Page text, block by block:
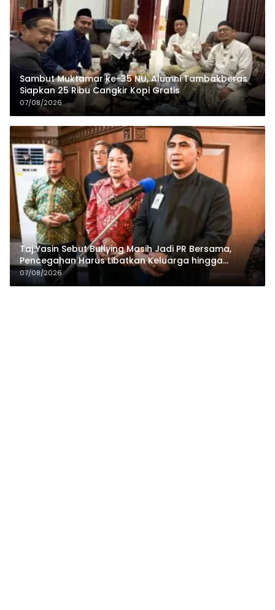
Sambut Muktamar ke-35 NU, Alumni Tambakberas
Siapkan 25 Ribu Cangkir Kopi Gratis
07/08/2026
Taj Yasin Sebut Bullying Masih Jadi PR Bersama,
Pencegahan Harus Libatkan Keluarga hingga
Pesantren
07/08/2026